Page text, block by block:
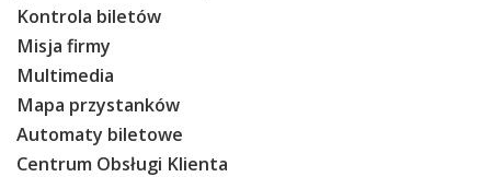
Kontrola biletów
Misja firmy
Multimedia
Mapa przystanków
Automaty biletowe
Centrum Obsługi Klienta